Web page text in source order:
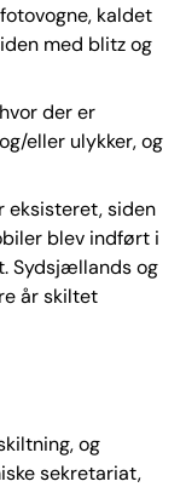
kaldet
med blitz og
der er
eller ulykker, og
eksisteret, siden
blev indført i
Sydsjællands og
år skiltet
og
sekretariat,